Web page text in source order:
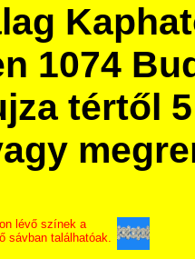
1074
tértől
lévő színek a
sávban találhatóak.